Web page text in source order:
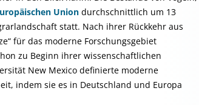
Union durchschnittlich um 13
statt. Nach ihrer Rückkehr aus
für das moderne Forschungsgebiet
zu Beginn ihrer wissenschaftlichen
New Mexico definierte moderne
indem sie es in Deutschland und Europa